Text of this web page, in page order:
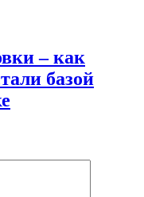
– как
базой